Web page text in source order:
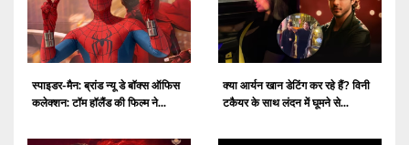
स्पाइडर-मैन: ब्रांड न्यू डे बॉक्स ऑफिस
कलेक्शन: टॉम हॉलैंड की फिल्म ने...
क्या आर्यन खान डेटिंग कर रहे हैं? विनी
टकैयर के साथ लंदन में घूमने से...